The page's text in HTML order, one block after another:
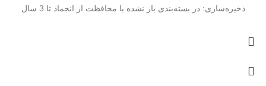
ذخیره‌سازی: در بسته‌بندی باز نشده با محافظت از انجماد تا 3 سال